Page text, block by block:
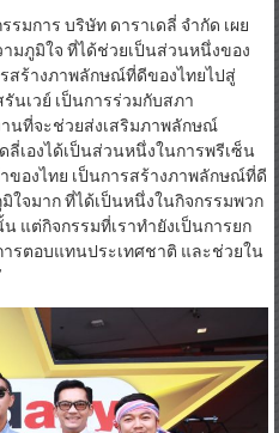
มการ บริษัท ดาราเดลี่ จำกัด เผย
มภูมิใจ ที่ได้ช่วยเป็นส่วนหนึ่งของ
สร้างภาพลักษณ์ที่ดีของไทยไปสู่
นเวย์ เป็นการร่วมกับสภา
านที่จะช่วยส่งเสริมภาพลักษณ์
เองได้เป็นส่วนหนึ่งในการพรีเซ็น
ของไทย เป็นการสร้างภาพลักษณ์ที่ดี
ใจมาก ที่ได้เป็นหนึ่งในกิจกรรมพวก
แต่กิจกรรมที่เราทำยังเป็นการยก
ารตอบแทนประเทศชาติ และช่วยใน